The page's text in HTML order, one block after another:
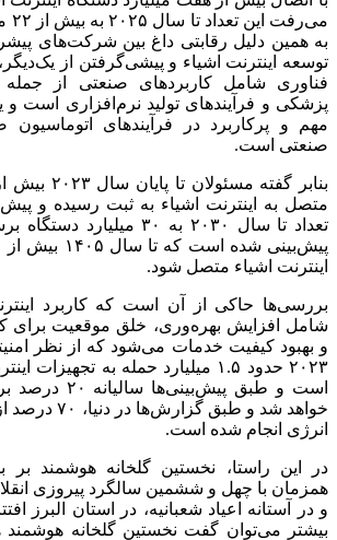
به همین دلیل رقابتی داغ بین شرکت‌های
توسعه اینترنت اشیاء و پیشی‌گرفتن از
فناوری شامل کاربردهای صنعتی از جمله
پزشکی و فرآیندهای تولید نرم‌افزاری است و
مهم و پرکاربرد در فرآیندهای اتوماسیون
صنعتی است.
متصل به اینترنت اشیاء به ثبت رسیده و
تعداد تا سال ۲۰۳۰ به ۳۰
اینترنت اشیاء متصل شود.
بررسی‌ها حاکی از آن است که کاربرد
شامل افزایش بهره‌وری، خلق موقعیت برای
و بهبود کیفیت خدمات می‌شود که از نظر
۲۰۲۳ حدود ۱.۵ میلیارد حمله به
است و طبق
خواهد شد و طبق
انرژی انجام شده است.
در این راستا، نخستین گلخانه هوشمند بر
همزمان با چهل و ششمین سالگرد پیروزی
و در آستانه اعیاد شعبانیه، در استان البرز
بیشتر می‌توان گفت نخستین گلخانه هوشمند